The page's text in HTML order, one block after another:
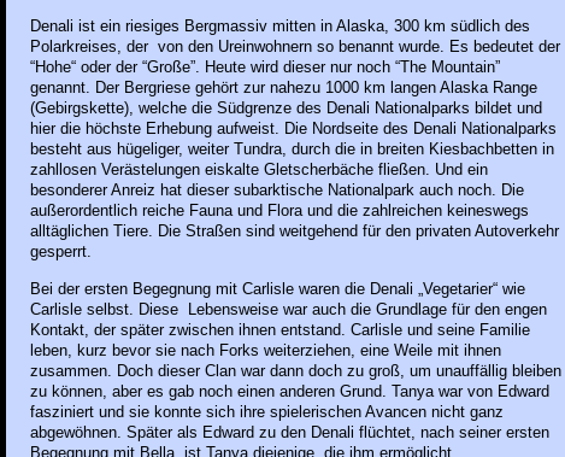
Denali ist ein riesiges Bergmassiv mitten in Alaska, 300 km südlich des
Polarkreises, der von den Ureinwohnern so benannt wurde. Es bedeutet der
“Hohe“ oder der “Große”. Heute wird dieser nur noch “The Mountain”
genannt. Der Bergriese gehört zur nahezu 1000 km langen Alaska Range
(Gebirgskette), welche die Südgrenze des Denali Nationalparks bildet und
hier die höchste Erhebung aufweist. Die Nordseite des Denali Nationalparks
besteht aus hügeliger, weiter Tundra, durch die in breiten Kiesbachbetten in
zahllosen Verästelungen eiskalte Gletscherbäche fließen. Und ein
besonderer Anreiz hat dieser subarktische Nationalpark auch noch. Die
außerordentlich reiche Fauna und Flora und die zahlreichen keineswegs
alltäglichen Tiere. Die Straßen sind weitgehend für den privaten Autoverkehr
gesperrt.
Bei der ersten Begegnung mit Carlisle waren die Denali „Vegetarier“ wie
Carlisle selbst. Diese Lebensweise war auch die Grundlage für den engen
Kontakt, der später zwischen ihnen entstand. Carlisle und seine Familie
leben, kurz bevor sie nach Forks weiterziehen, eine Weile mit ihnen
zusammen. Doch dieser Clan war dann doch zu groß, um unauffällig bleiben
zu können, aber es gab noch einen anderen Grund. Tanya war von Edward
fasziniert und sie konnte sich ihre spielerischen Avancen nicht ganz
abgewöhnen. Später als Edward zu den Denali flüchtet, nach seiner ersten
Begegnung mit Bella, ist Tanya diejenige, die ihm ermöglicht